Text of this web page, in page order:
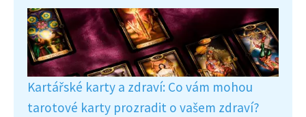
Kartářské karty a zdraví: Co vám mohou
tarotové karty prozradit o vašem zdraví?